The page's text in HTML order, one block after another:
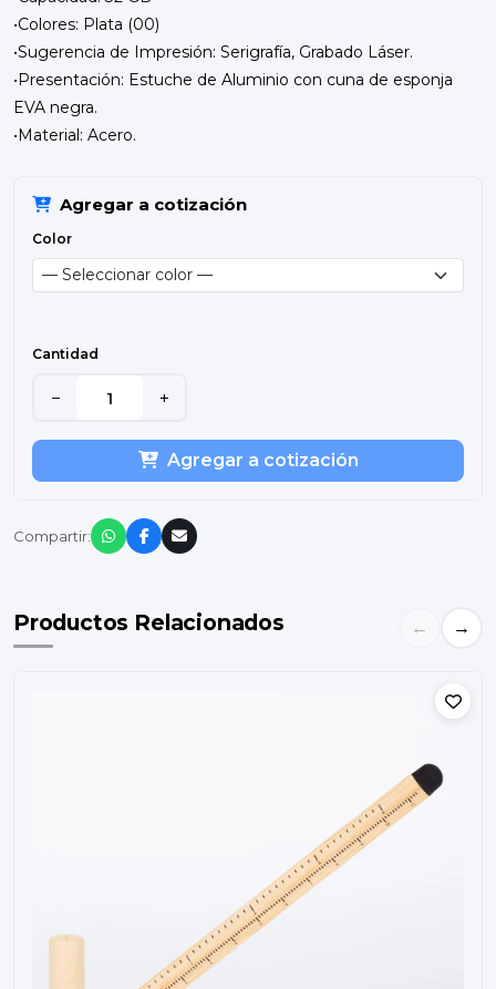
•Colores: Plata (00)
•Sugerencia de Impresión: Serigrafía, Grabado Láser.
•Presentación: Estuche de Aluminio con cuna de esponja
EVA negra.
•Material: Acero.
Agregar a cotización
Color
Cantidad
− +
Agregar a cotización
Compartir:
Productos Relacionados ← →